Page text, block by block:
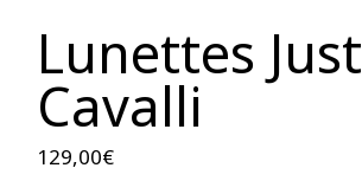
Lunettes Just
Cavalli
129,00€